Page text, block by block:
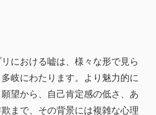
における嘘は、様々な形で見ら
岐にわたります。より魅力的に
望から、自己肯定感の低さ、あ
まで、その背景には複雑な心理